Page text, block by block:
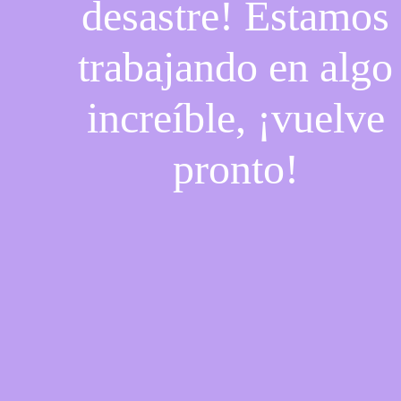
desastre! Estamos
trabajando en algo
increíble, ¡vuelve
pronto!